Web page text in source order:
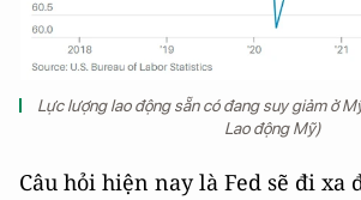
Lực lượng lao động sẵn có đang suy giảm ở
Lao động Mỹ)
Câu hỏi hiện nay là Fed sẽ đi xa